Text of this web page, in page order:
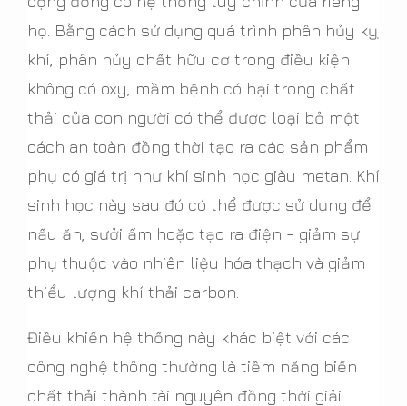
họ. Bằng cách sử dụng quá trình phân hủy kỵ
khí, phân hủy chất hữu cơ trong điều kiện
không có oxy, mầm bệnh có hại trong chất
thải của con người có thể được loại bỏ một
cách an toàn đồng thời tạo ra các sản phẩm
phụ có giá trị như khí sinh học giàu metan. Khí
sinh học này sau đó có thể được sử dụng để
nấu ăn, sưởi ấm hoặc tạo ra điện - giảm sự
phụ thuộc vào nhiên liệu hóa thạch và giảm
thiểu lượng khí thải carbon.
Điều khiến hệ thống này khác biệt với các
công nghệ thông thường là tiềm năng biến
chất thải thành tài nguyên đồng thời giải